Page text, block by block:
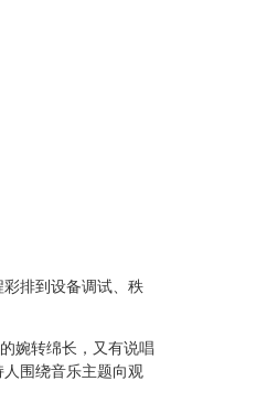
排到设备调试、秩
婉转绵长，又有说唱
围绕音乐主题向观